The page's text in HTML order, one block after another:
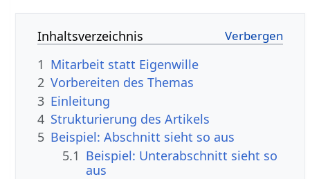
Inhaltsverzeichnis
1 Mitarbeit statt Eigenwille
2 Vorbereiten des Themas
3 Einleitung
4 Strukturierung des Artikels
5 Beispiel: Abschnitt sieht so aus
5.1 Beispiel: Unterabschnitt sieht so
aus